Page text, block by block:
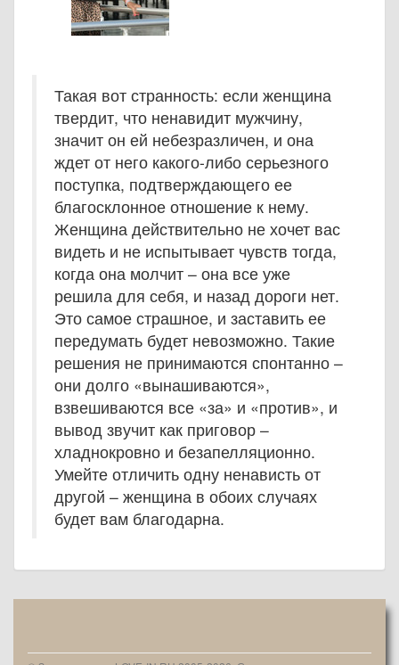
Такая вот странность: если женщина
твердит, что ненавидит мужчину,
значит он ей небезразличен, и она
ждет от него какого-либо серьезного
поступка, подтверждающего ее
благосклонное отношение к нему.
Женщина действительно не хочет вас
видеть и не испытывает чувств тогда,
когда она молчит – она все уже
решила для себя, и назад дороги нет.
Это самое страшное, и заставить ее
передумать будет невозможно. Такие
решения не принимаются спонтанно –
они долго «вынашиваются»,
взвешиваются все «за» и «против», и
вывод звучит как приговор –
хладнокровно и безапелляционно.
Умейте отличить одну ненависть от
другой – женщина в обоих случаях
будет вам благодарна.